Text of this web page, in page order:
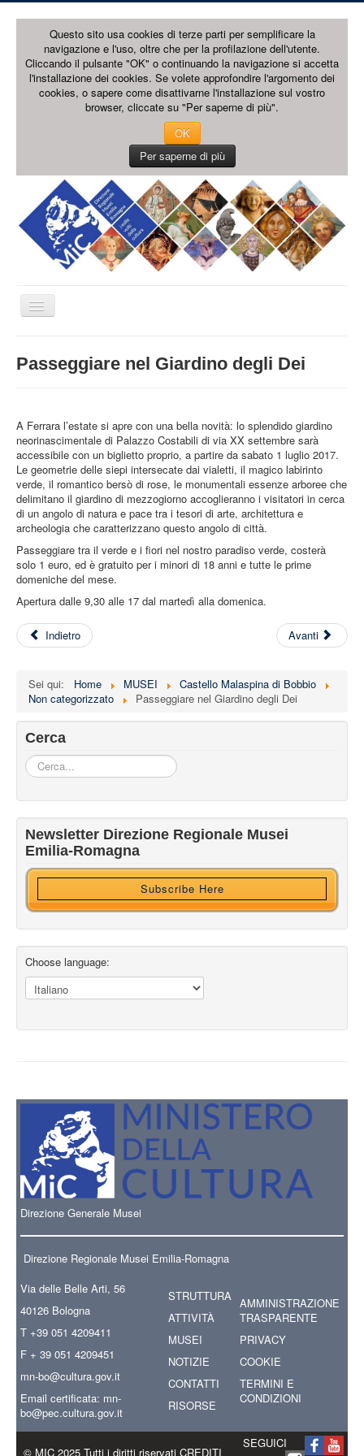
Questo sito usa cookies di terze parti per semplificare la
navigazione e l'uso, oltre che per la profilazione dell'utente.
Cliccando il pulsante "OK" o continuando la navigazione si accetta
l'installazione dei cookies. Se volete approfondire l'argomento dei
cookies, o sapere come disattivarne l'installazione sul vostro
browser, cliccate su "Per saperne di più".
OK
Per saperne di più
Cambia
navigazione
STRUTTURA
MUSEI
EVENTI
Passeggiare nel Giardino degli Dei
A Ferrara l’estate si apre con una bella novità: lo splendido giardino
neorinascimentale di Palazzo Costabili di via XX settembre sarà
accessibile con un biglietto proprio, a partire da sabato 1 luglio 2017.
Le geometrie delle siepi intersecate dai vialetti, il magico labirinto
verde, il romantico bersò di rose, le monumentali essenze arboree che
delimitano il giardino di mezzogiorno accoglieranno i visitatori in cerca
di un angolo di natura e pace tra i tesori di arte, architettura e
archeologia che caratterizzano questo angolo di città.
Passeggiare tra il verde e i fiori nel nostro paradiso verde, costerà
solo 1 euro, ed è gratuito per i minori di 18 anni e tutte le prime
domeniche del mese.
Apertura dalle 9,30 alle 17 dal martedì alla domenica.
Indietro Avanti
Sei qui: Home MUSEI
Castello Malaspina di Bobbio
Non categorizzato
Passeggiare nel Giardino degli Dei
Cerca
Cerca...
Newsletter Direzione Regionale Musei
Emilia-Romagna
Subscribe Here
Iscriviti alla nostra newsletter
Ricevi HTML?
Choose language:
Direzione Generale Musei
Direzione Regionale Musei Emilia-Romagna
Via delle Belle Arti, 56
40126 Bologna
T +39 051 4209411
F + 39 051 4209451
mn-bo@cultura.gov.it
Email certificata: mn-
bo@pec.cultura.gov.it
STRUTTURA
ATTIVITÀ
MUSEI
NOTIZIE
CONTATTI
RISORSE
AMMINISTRAZIONE
TRASPARENTE
PRIVACY
COOKIE
TERMINI E
CONDIZIONI
© MIC 2025 Tutti i diritti riservati CREDITI
SEGUICI